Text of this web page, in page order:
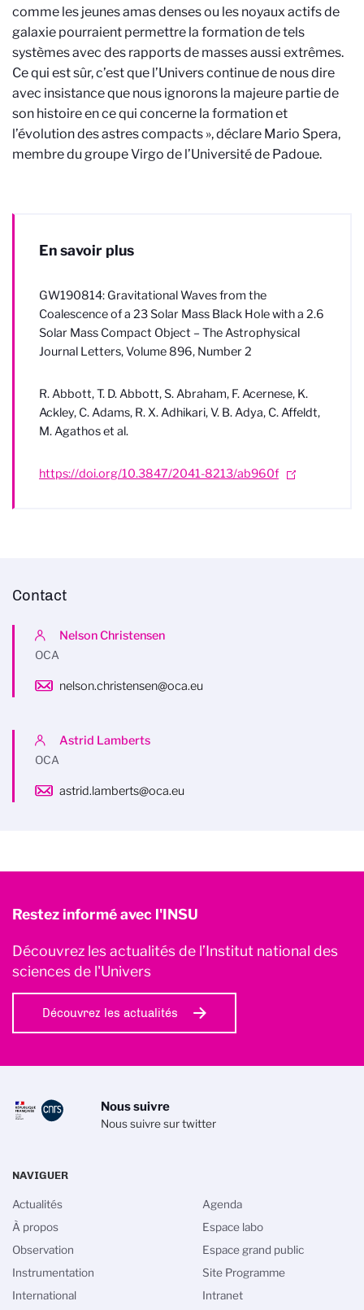
comme les jeunes amas denses ou les noyaux actifs de
galaxie pourraient permettre la formation de tels
systèmes avec des rapports de masses aussi extrêmes.
Ce qui est sûr, c’est que l’Univers continue de nous dire
avec insistance que nous ignorons la majeure partie de
son histoire en ce qui concerne la formation et
l’évolution des astres compacts », déclare Mario Spera,
membre du groupe Virgo de l’Université de Padoue.
En savoir plus
GW190814: Gravitational Waves from the
Coalescence of a 23 Solar Mass Black Hole with a 2.6
Solar Mass Compact Object – The Astrophysical
Journal Letters, Volume 896, Number 2
R. Abbott, T. D. Abbott, S. Abraham, F. Acernese, K.
Ackley, C. Adams, R. X. Adhikari, V. B. Adya, C. Affeldt,
M. Agathos et al.
https://doi.org/10.3847/2041-8213/ab960f
Contact
Nelson Christensen
OCA
nelson.christensen@oca.eu
Astrid Lamberts
OCA
astrid.lamberts@oca.eu
Restez informé avec l'INSU
Découvrez les actualités de l’Institut national des
sciences de l'Univers
Découvrez les actualités
Nous suivre
Nous suivre sur twitter
NAVIGUER
Actualités
À propos
Observation
Instrumentation
International
Agenda
Espace labo
Espace grand public
Site Programme
Intranet